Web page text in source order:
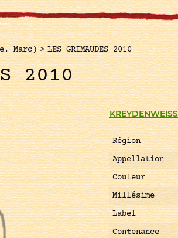
Marc) > LES GRIMAUDES 2010
2010
Région
Appellation
Couleur
Millésime
Label
Contenance